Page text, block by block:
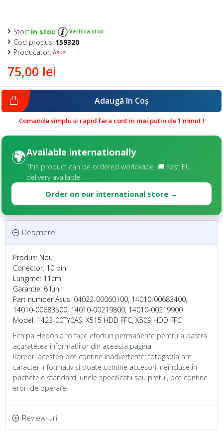
75,00 lei
Stoc: In stoc Verifica stoc
Cod produs: 159320
Producator: Asus
Adaugă în Coş
Comanda simplu si rapid fara cont in mai putin de 1 minut !
🌍Available internationally
This product can be ordered worldwide. 🚚 Fast EU
delivery available.
Order on our international store →
Descriere
Produs: Nou
Conector: 10 pini
Lungime: 11cm
Garantie: 6 luni
Part number Asus: 04022-00060100, 14010-00683400,
14010-00683500, 14010-00219800, 14010-00219900
Model: 1423-00TY0AS, X515 HDD FFC, X509 HDD FFC
Echipa Hedonia.ro face eforturi permanente pentru a pastra
acuratetea informatiilor din aceasta pagina.
Rareori acestea pot contine inadvertente: fotografia are
caracter informativ si poate contine accesorii neincluse în
pachetele standard, unele specificatii sau pretul, pot contine
erori de operare.
Review-uri